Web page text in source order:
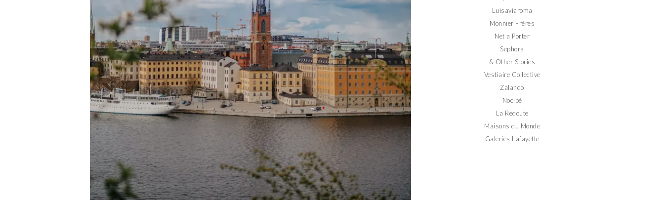
Luisaviaroma
Monnier Frères
Net a Porter
Sephora
& Other Stories
Vestiaire Collective
Zalando
Nocibé
La Redoute
Maisons du Monde
Galeries Lafayette